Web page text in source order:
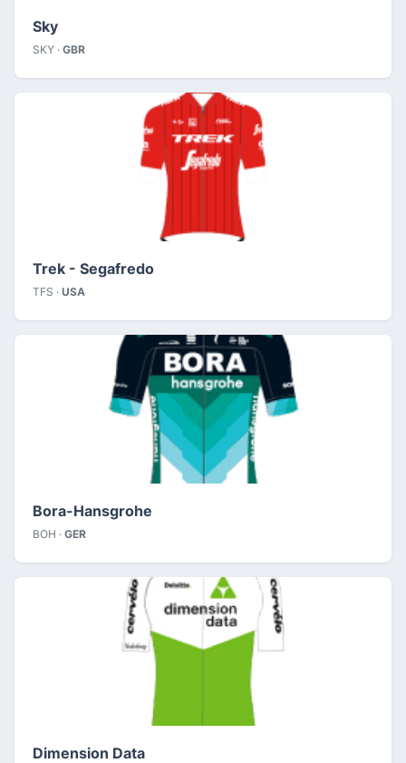
Sky
SKY · GBR
Trek - Segafredo
TFS · USA
Bora-Hansgrohe
BOH · GER
Dimension Data